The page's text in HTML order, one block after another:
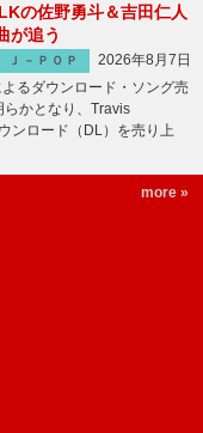
の佐野勇斗＆吉田仁人
が追う
Ｊ－ＰＯＰ
2026年8月7日
るダウンロード・ソング売
かとなり、Travis
ンロード（DL）を売り上
more »